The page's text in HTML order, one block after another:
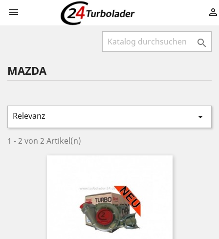
 

MAZDA
Relevanz 
1 - 2 von 2 Artikel(n)